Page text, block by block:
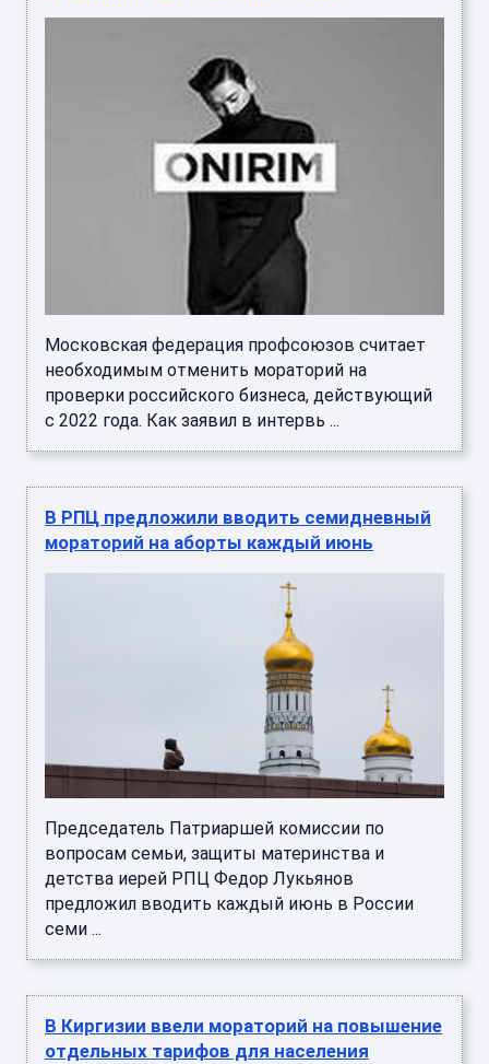
Московская федерация профсоюзов считает
необходимым отменить мораторий на
проверки российского бизнеса, действующий
с 2022 года. Как заявил в интервь ...
В РПЦ предложили вводить семидневный
мораторий на аборты каждый июнь
Председатель Патриаршей комиссии по
вопросам семьи, защиты материнства и
детства иерей РПЦ Федор Лукьянов
предложил вводить каждый июнь в России
семи ...
В Киргизии ввели мораторий на повышение
отдельных тарифов для населения